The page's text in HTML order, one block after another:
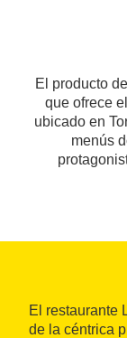
El producto
que ofrece
ubicado en
menús
El restaurante
de la céntrica